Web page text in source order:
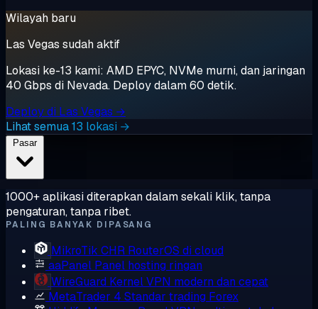
Wilayah baru
Las Vegas sudah aktif
Lokasi ke-13 kami: AMD EPYC, NVMe murni, dan jaringan
40 Gbps di Nevada. Deploy dalam 60 detik.
Deploy di Las Vegas →
Lihat semua 13 lokasi →
Pasar
1000+ aplikasi diterapkan dalam sekali klik, tanpa
pengaturan, tanpa ribet.
PALING BANYAK DIPASANG
MikroTik CHR RouterOS di cloud
aaPanel Panel hosting ringan
WireGuard Kernel VPN modern dan cepat
MetaTrader 4 Standar trading Forex